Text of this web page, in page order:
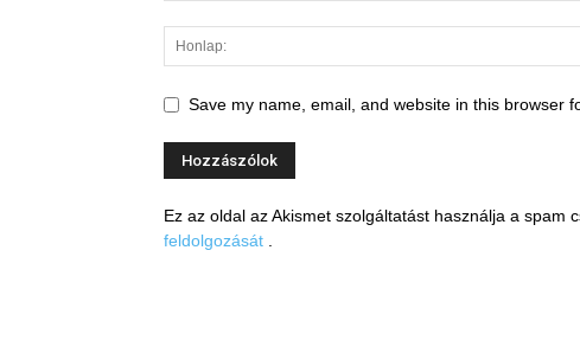
Save my name, email, and website in this browser
Ez az oldal az Akismet szolgáltatást használja a spam
feldolgozását